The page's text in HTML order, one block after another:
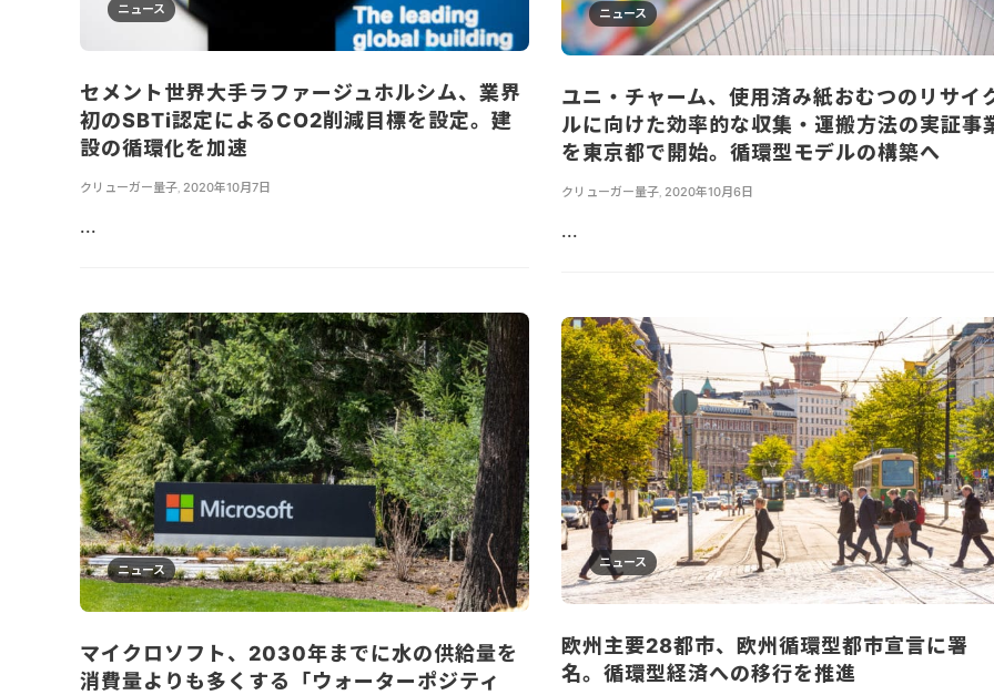
ニュース
セメント世界大手ラファージュホルシム、業界
初のSBTi認定によるCO2削減目標を設定。建
設の循環化を加速
クリューガー量子 2020年10月7日
...
ニュース
ユニ・チャーム、使用済み紙おむつのリサイ
ルに向けた効率的な収集・運搬方法の実証事
を東京都で開始。循環型モデルの構築へ
クリューガー量子 2020年10月6日
...
ニュース
マイクロソフト、2030年までに水の供給量を
消費量よりも多くする「ウォーターポジティ
ニュース
欧州主要28都市、欧州循環型都市宣言に署
名。循環型経済への移行を推進